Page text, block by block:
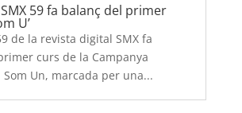
59 fa balanç del primer
U’
de la revista digital SMX fa
curs de la Campanya
Un, marcada per una...